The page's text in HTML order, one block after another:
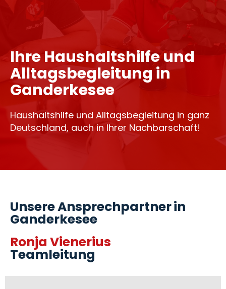
Ihre Haushaltshilfe und
Alltagsbegleitung in
Ganderkesee
Haushaltshilfe und Alltagsbegleitung in ganz
Deutschland, auch in Ihrer Nachbarschaft!
Unsere Ansprechpartner in
Ganderkesee
Ronja Vienerius
Teamleitung